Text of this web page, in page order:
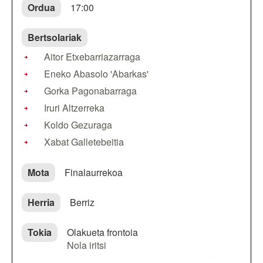
Ordua 17:00
Bertsolariak
Aitor Etxebarriazarraga
Eneko Abasolo 'Abarkas'
Gorka Pagonabarraga
Iruri Altzerreka
Koldo Gezuraga
Xabat Galletebeitia
Mota Finalaurrekoa
Herria Berriz
Tokia
Olakueta frontoia
Nola iritsi